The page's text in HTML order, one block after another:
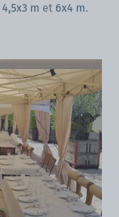
4,5x3 m et 6x4 m.